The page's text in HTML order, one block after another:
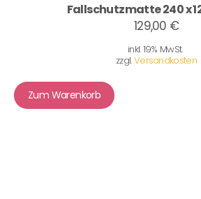
Fallschutzmatte 240 x
129,00 €
inkl. 19% MwSt.
zzgl.Versandkosten
Zum Warenkorb